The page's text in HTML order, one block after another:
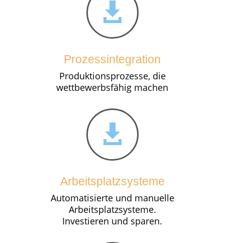

Prozessintegration
Produktionsprozesse, die
wettbewerbsfähig machen

Arbeitsplatzsysteme
Automatisierte und manuelle
Arbeitsplatzsysteme.
Investieren und sparen.